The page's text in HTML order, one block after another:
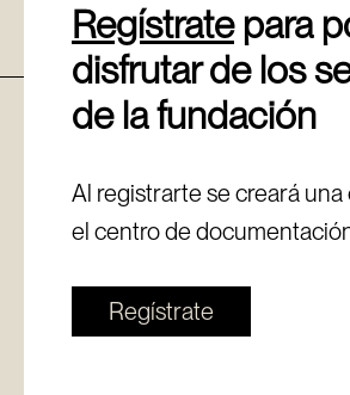
Regístratepara
disfrutar de los
de la fundación
Al registrarte se creará
el centro de
Regístrate
Política de cookies
Política de privacidad
© Copyright - Fundación Sancho el Sabio Vital